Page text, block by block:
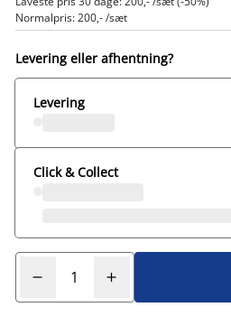
Normalpris: 200,- /sæt
Levering eller afhentning?
Levering
Click & Collect